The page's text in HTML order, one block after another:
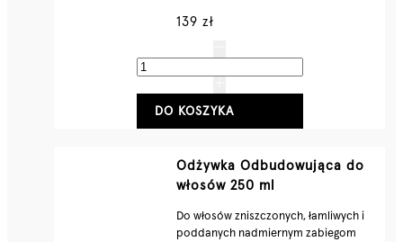
139 zł
DO KOSZYKA
Odżywka Odbudowująca do
włosów 250 ml
Do włosów zniszczonych, łamliwych i
poddanych nadmiernym zabiegom